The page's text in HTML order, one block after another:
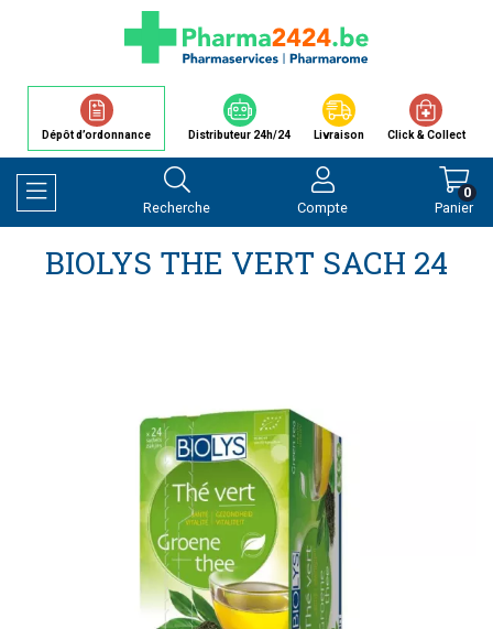
Dépôt d’ordonnance Distributeur 24h/24 Livraison Click & Collect
Afficher la navigation
Recherche Compte Panier
0
BIOLYS THE VERT SACH 24